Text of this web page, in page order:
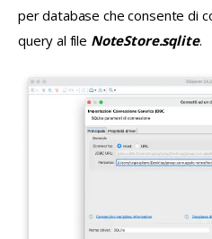
per database che consente di
query al file NoteStore.sqlite.